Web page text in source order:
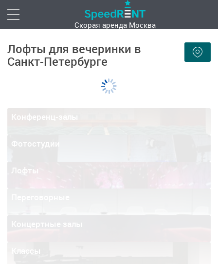
Скорая аренда Москва
Лофты для вечеринки в
Санкт-Петербурге
Конференц-залы
Фотостудии
Лофты
Классы